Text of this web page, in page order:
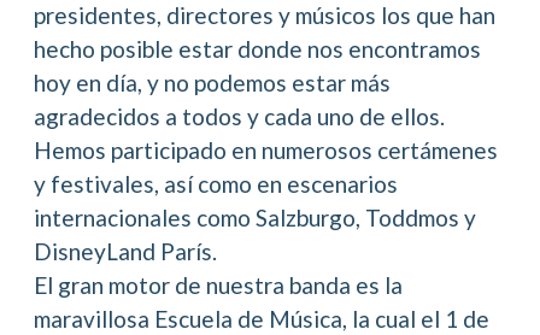
presidentes, directores y músicos los que han
hecho posible estar donde nos encontramos
hoy en día, y no podemos estar más
agradecidos a todos y cada uno de ellos.
Hemos participado en numerosos certámenes
y festivales, así como en escenarios
internacionales como Salzburgo, Toddmos y
DisneyLand París.
El gran motor de nuestra banda es la
maravillosa Escuela de Música, la cual el 1 de